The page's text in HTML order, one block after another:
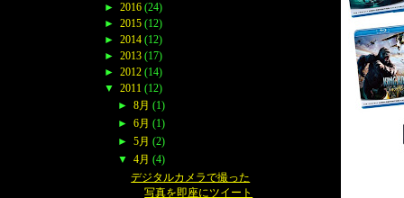
► 2016 (24)
► 2015 (12)
► 2014 (12)
► 2013 (17)
► 2012 (14)
▼ 2011 (12)
► 8月 (1)
► 6月 (1)
► 5月 (2)
▼ 4月 (4)
デジタルカメラで撮った
写真を即座にツイート